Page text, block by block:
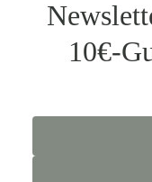
10€-